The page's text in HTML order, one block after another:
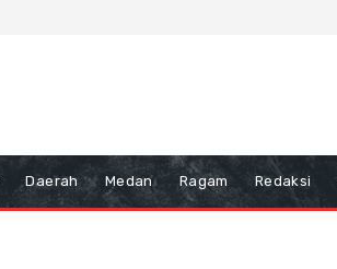
Daerah Medan Ragam Redaksi